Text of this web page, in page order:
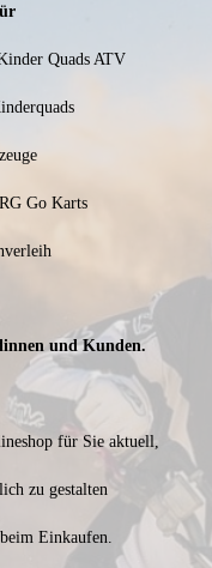
Quads ATV
Go Karts
und Kunden.
für Sie aktuell,
zu gestalten
Einkaufen.